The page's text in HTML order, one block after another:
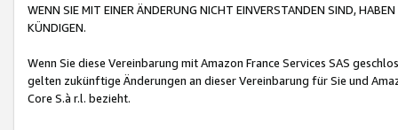
WENN SIE MIT EINER ÄNDERUNG NICHT EINVERSTANDEN SIND,
KÜNDIGEN.
Wenn Sie diese Vereinbarung mit Amazon France Services SAS
gelten zukünftige Änderungen an dieser Vereinbarung für Sie und
Core S.à r.l. bezieht.